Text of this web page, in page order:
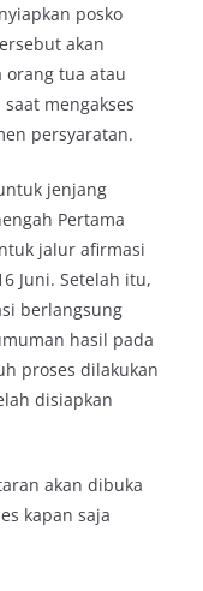
posko
akan
orang tua atau
mengakses
persyaratan.
jenjang
Pertama
jalur afirmasi
Juni. Setelah itu,
berlangsung
hasil pada
proses dilakukan
disiapkan
akan dibuka
kapan saja